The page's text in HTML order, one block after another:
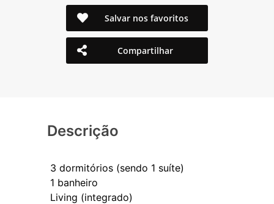
Salvar nos favoritos
Compartilhar
Descrição
3 dormitórios (sendo 1 suíte)
1 banheiro
Living (integrado)